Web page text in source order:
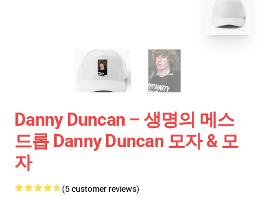
Danny Duncan – 생명의 메스
드롭 Danny Duncan 모자 & 모
자
(5 customer reviews)